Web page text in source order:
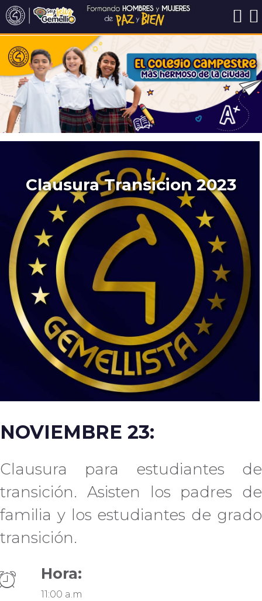
Clausura Transicion 2023
NOVIEMBRE 23:
Clausura para estudiantes de
transición. Asisten los padres de
familia y los estudiantes de grado
transición.
Hora:
11:00 a.m